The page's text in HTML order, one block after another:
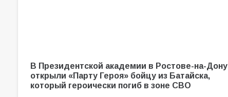
В Президентской академии в Ростове-на-Дону
открыли «Парту Героя» бойцу из Батайска,
который героически погиб в зоне СВО